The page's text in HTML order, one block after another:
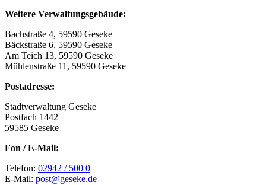
Weitere Verwaltungsgebäude:
Bachstraße 4, 59590 Geseke
Bäckstraße 6, 59590 Geseke
Am Teich 13, 59590 Geseke
Mühlenstraße 11, 59590 Geseke
Postadresse:
Stadtverwaltung Geseke
Postfach 1442
59585 Geseke
Fon / E-Mail:
Telefon: 02942 / 500 0
E-Mail: post@geseke.de